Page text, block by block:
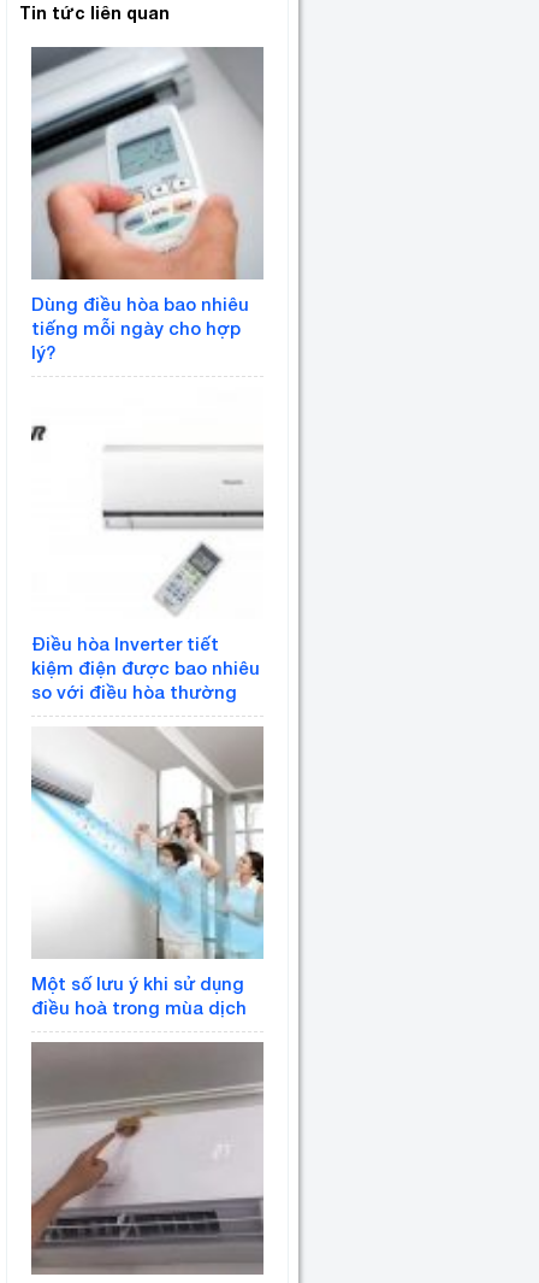
Tin tức liên quan
Dùng điều hòa bao nhiêu
tiếng mỗi ngày cho hợp
lý?
Điều hòa Inverter tiết
kiệm điện được bao nhiêu
so với điều hòa thường
Một số lưu ý khi sử dụng
điều hoà trong mùa dịch